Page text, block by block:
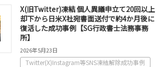
X(旧Twitter)凍結 個人異議申立て20回以上
却下から日米X社宛書面送付で約4か月後に
復活した成功事例【SG行政書士法務事務
所】
2026年5月23日
Twitter(X)Instagram等SNS凍結解除成功事例